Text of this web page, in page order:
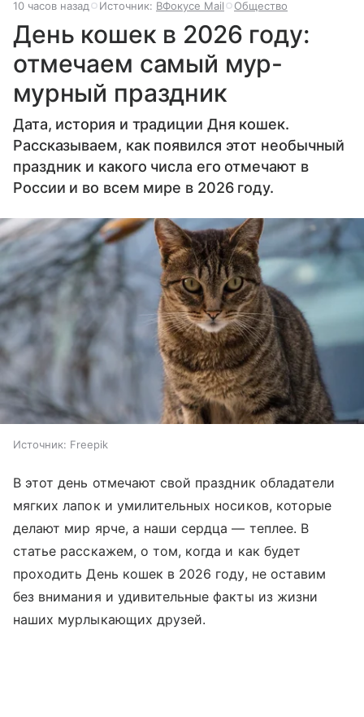
10 часов назад Источник: ВФокусе Mail Общество
День кошек в 2026 году:
отмечаем самый мур-
мурный праздник
Дата, история и традиции Дня кошек.
Рассказываем, как появился этот необычный
праздник и какого числа его отмечают в
России и во всем мире в 2026 году.
Источник: Freepik
В этот день отмечают свой праздник обладатели
мягких лапок и умилительных носиков, которые
делают мир ярче, а наши сердца — теплее. В
статье расскажем, о том, когда и как будет
проходить День кошек в 2026 году, не оставим
без внимания и удивительные факты из жизни
наших мурлыкающих друзей.